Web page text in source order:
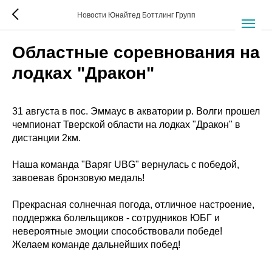
Новости Юнайтед Боттлинг Групп
Областные соревнования на
лодках "Дракон"
31 августа в пос. Эммаус в акватории р. Волги прошел
чемпионат Тверской области на лодках "Дракон" в
дистанции 2км.
Наша команда "Варяг UBG" вернулась с победой,
завоевав бронзовую медаль!
Прекрасная солнечная погода, отличное настроение,
поддержка болельщиков - сотрудников ЮБГ и
невероятные эмоции способствовали победе!
Желаем команде дальнейших побед!